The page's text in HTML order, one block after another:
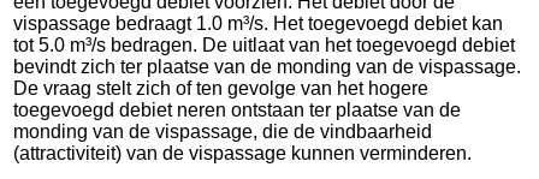
vispassage bedraagt 1.0 m³/s. Het toegevoegd debiet kan
tot 5.0 m³/s bedragen. De uitlaat van het toegevoegd debiet
bevindt zich ter plaatse van de monding van de vispassage.
De vraag stelt zich of ten gevolge van het hogere
toegevoegd debiet neren ontstaan ter plaatse van de
monding van de vispassage, die de vindbaarheid
(attractiviteit) van de vispassage kunnen verminderen.